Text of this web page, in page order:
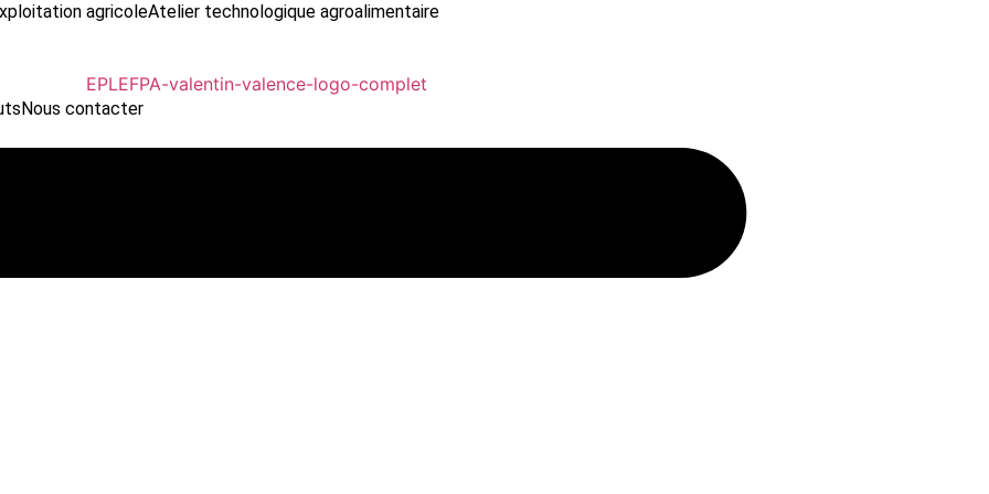
agricoleAtelier technologique agroalimentaire
Nous contacter